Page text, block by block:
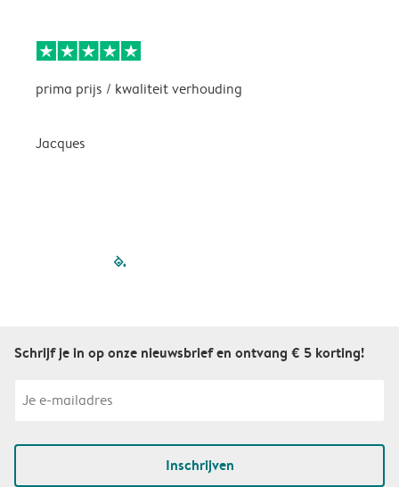
prima prijs / kwaliteit verhouding
Jacques
filled-pagination
Schrijf je in op onze nieuwsbrief en ontvang € 5 korting!
Inschrijven